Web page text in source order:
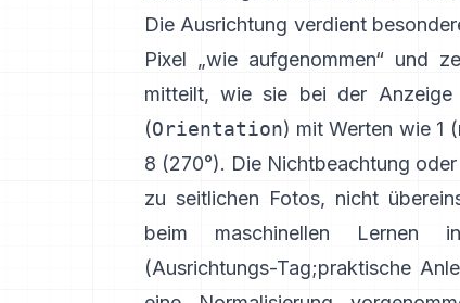
Die Ausrichtung verdient
Pixel „wie aufgenommen“ und
mitteilt, wie sie bei der
(Orientation) mit Werten wie 1
8 (270°). Die Nichtbeachtung
zu seitlichen Fotos, nicht
beim maschinellen Lernen in
(Ausrichtungs-Tag;praktische